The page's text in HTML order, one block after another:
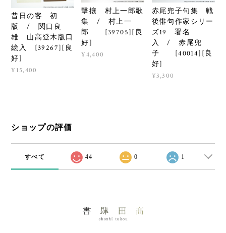
昔日の客 初
版 / 関口良
雄 山高登木版口
絵入 [39267][良
好]
¥15,400
撃攘 村上一郎歌
集 / 村上一
郎 [39705][良
好]
¥4,400
赤尾兜子句集 戦
後俳句作家シリー
ズ19 署名
入 / 赤尾兜
子 [40014][良
好]
¥3,300
ショップの評価
すべて 44 0 1